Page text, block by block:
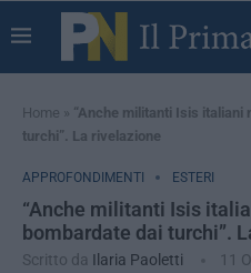
Home » “Anche militanti Isis italiani
turchi”. La rivelazione
APPROFONDIMENTI ESTERI
“Anche militanti Isis
bombardate dai turchi”.
Scritto da Ilaria Paoletti 11